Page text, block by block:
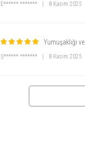
E****** ******* 8 Kasım 2025
Yumuşaklığı
Ş****** ******* 8 Kasım 2025